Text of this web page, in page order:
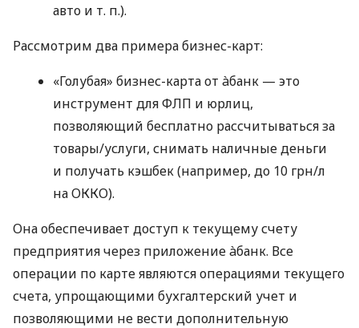
авто и т. п.).
Рассмотрим два примера бизнес-карт:
«Голубая» бизнес-карта от àбанк — это
инструмент для ФЛП и юрлиц,
позволяющий бесплатно рассчитываться за
товары/услуги, снимать наличные деньги
и получать кэшбек (например, до 10 грн/л
на ОККО).
Она обеспечивает доступ к текущему счету
предприятия через приложение àбанк. Все
операции по карте являются операциями текущего
счета, упрощающими бухгалтерский учет и
позволяющими не вести дополнительную